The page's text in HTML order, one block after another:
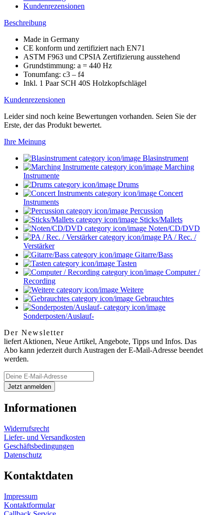
Kundenrezensionen
Beschreibung
Made in Germany
CE konform und zertifiziert nach EN71
ASTM F963 und CPSIA Zertifizierung ausstehend
Grundstimmung: a = 440 Hz
Tonumfang: c3 – f4
Inkl. 1 Paar SCH 40S Holzkopfschlägel
Kundenrezensionen
Leider sind noch keine Bewertungen vorhanden. Seien Sie der
Erste, der das Produkt bewertet.
Ihre Meinung
Blasinstrument
Marching
Instrumente
Drums
Concert
Instruments
Percussion
Sticks/Mallets
Noten/CD/DVD
PA / Rec. /
Verstärker
Gitarre/Bass
Tasten
Computer /
Recording
Weitere
Gebrauchtes
Sonderposten/Auslauf-
Der Newsletter
liefert Aktionen, Neue Artikel, Angebote, Tipps und Infos. Das
Abo kann jederzeit durch Austragen der E-Mail-Adresse beendet
werden.
Informationen
Widerrufsrecht
Liefer- und Versandkosten
Geschäftsbedingungen
Datenschutz
Kontaktdaten
Impressum
Kontaktformular